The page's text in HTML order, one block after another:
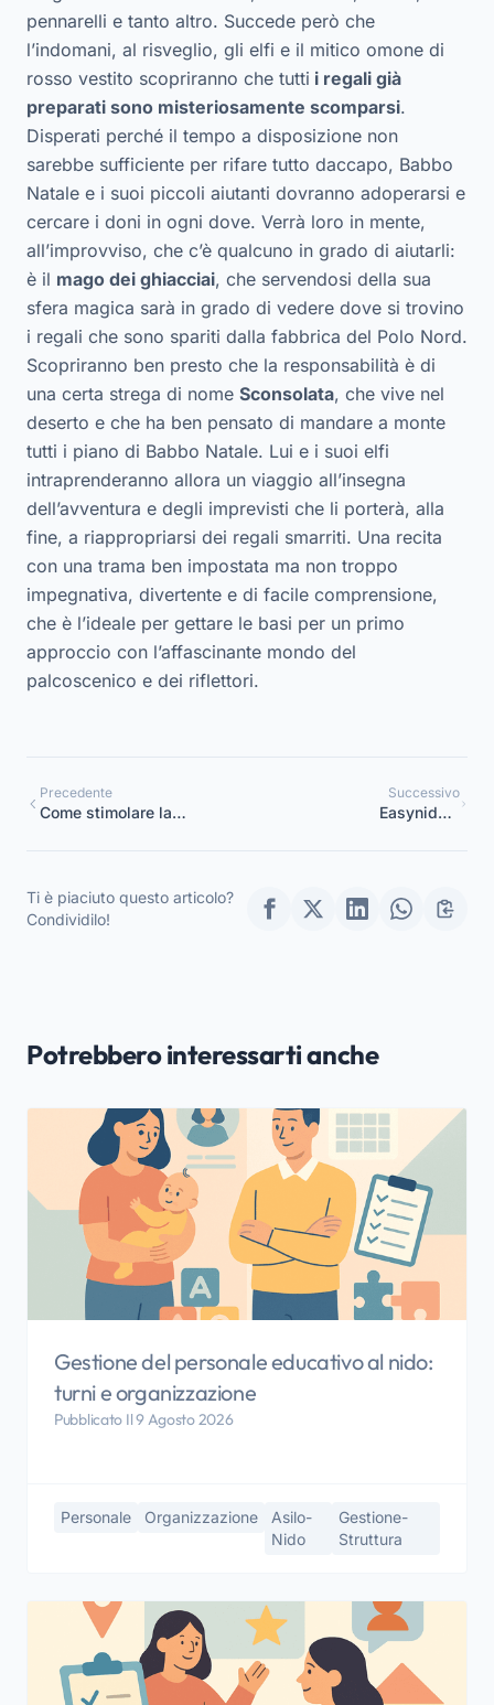
pennarelli e tanto altro. Succede però che
l’indomani, al risveglio, gli elfi e il mitico omone di
rosso vestito scopriranno che tutti i regali già
preparati sono misteriosamente scomparsi.
Disperati perché il tempo a disposizione non
sarebbe sufficiente per rifare tutto daccapo, Babbo
Natale e i suoi piccoli aiutanti dovranno adoperarsi e
cercare i doni in ogni dove. Verrà loro in mente,
all’improvviso, che c’è qualcuno in grado di aiutarli:
è il mago dei ghiacciai, che servendosi della sua
sfera magica sarà in grado di vedere dove si trovino
i regali che sono spariti dalla fabbrica del Polo Nord.
Scopriranno ben presto che la responsabilità è di
una certa strega di nome Sconsolata, che vive nel
deserto e che ha ben pensato di mandare a monte
tutti i piano di Babbo Natale. Lui e i suoi elfi
intraprenderanno allora un viaggio all’insegna
dell’avventura e degli imprevisti che li porterà, alla
fine, a riappropriarsi dei regali smarriti. Una recita
con una trama ben impostata ma non troppo
impegnativa, divertente e di facile comprensione,
che è l’ideale per gettare le basi per un primo
approccio con l’affascinante mondo del
palcoscenico e dei riflettori.
Precedente
Come stimolare la
Successivo
Easynido e
Ti è piaciuto questo articolo?
Condividilo!
Potrebbero interessarti anche
Gestione del personale educativo al nido:
turni e organizzazione
Pubblicato Il 9 Agosto 2026
Personale Organizzazione
Asilo-
Nido
Gestione-
Struttura